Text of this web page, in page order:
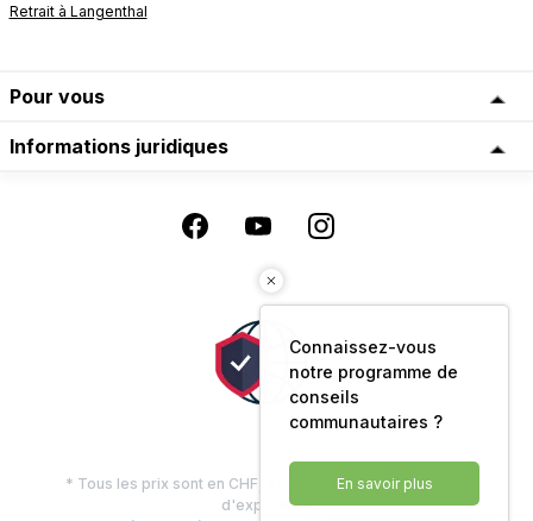
Retrait à Langenthal
Pour vous
Informations juridiques
* Tous les prix sont en CHF, TVA comprise, plus les frais
d'expédition
Connaissez-vous
notre programme de
conseils
communautaires ?
En savoir plus